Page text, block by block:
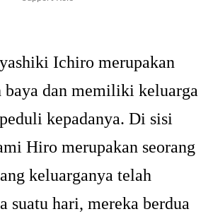
Ichiro merupakan
baya dan memiliki keluarga
kepadanya. Di sisi
Hiro merupakan seorang
keluarganya telah
suatu hari, mereka berdua